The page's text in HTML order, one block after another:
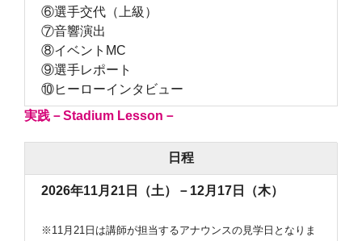
⑥選手交代（上級）
⑦音響演出
⑧イベントMC
⑨選手レポート
⑩ヒーローインタビュー
実践－Stadium Lesson－
日程
2026年11月21日（土）－12月17日（木）
※11月21日は講師が担当するアナウンスの見学日となりま